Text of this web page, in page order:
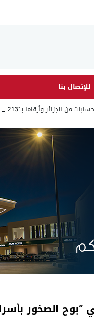
للإتصال بنا
وأرقاما بـ”213+” ضمن حملة رقمية منظ_
“بوح الصخور